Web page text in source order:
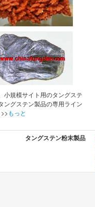
小規模サイト用のタングステ
ングステン製品の専用ライン
もっと
タングステン粉末製品